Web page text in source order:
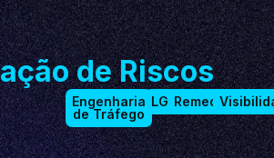
de Riscos
Engenharia
de Tráfego
LGPDRemediation